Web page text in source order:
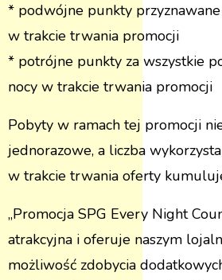
* podwójne punkty
w trakcie trwania promocji
* potrójne punkty za wszystkie
nocy w trakcie trwania promocji
Pobyty w ramach tej promocji
jednorazowe, a liczba
w trakcie trwania oferty
„Promocja SPG Every Night
atrakcyjna i oferuje naszym
możliwość zdobycia